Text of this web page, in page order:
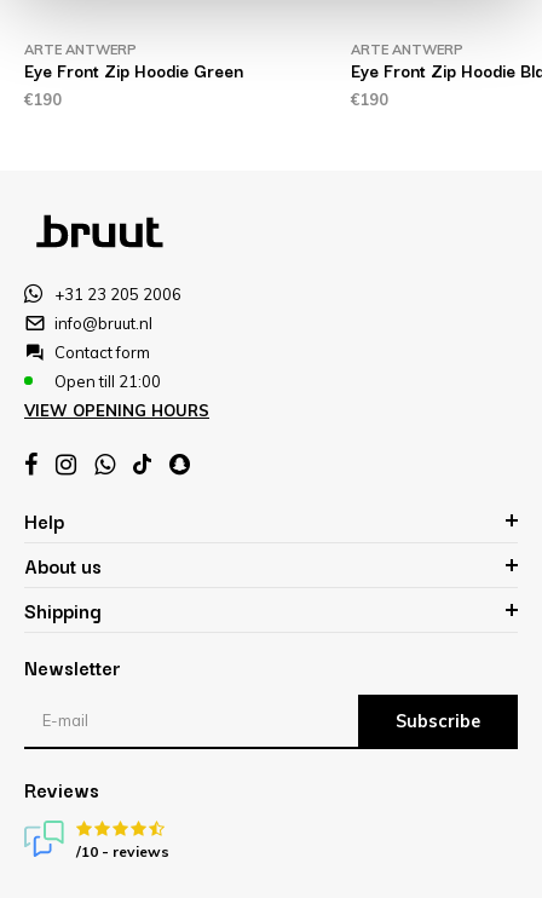
ARTE ANTWERP
Eye Front Zip Hoodie Green
€190
ARTE ANTWERP
Eye Front Zip Hoodie
€190
+31 23 205 2006
info@bruut.nl
Contact form
Open till 21:00
VIEW OPENING HOURS
Help
About us
Shipping
Newsletter
Subscribe
Reviews
/10 - reviews